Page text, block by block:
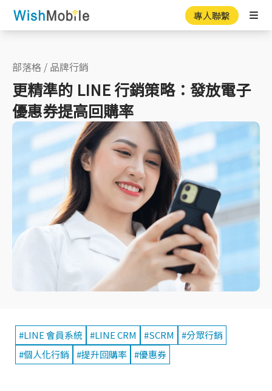
專人聯繫
部落格 / 品牌行銷
更精準的 LINE 行銷策略：發放電子
優惠券提高回購率
#LINE 會員系統 #LINE CRM #SCRM
#分眾行銷
#個人化行銷
#提升回購率 #優惠券